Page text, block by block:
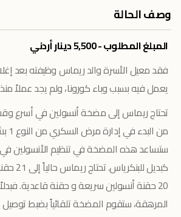
وصف الحالة
المبلغ المطلوب - 5,500 دينار أردني
فقد معيل الأسرة والد ريماس وظيفته بعد
يعمل فيه بسبب وباء كورونا، ولم يجد عملاً
تحتاج ريماس إلى مضخة أنسولين في أسرع
من
ستساعد هذه المضخة في تنظيم الأنسولين
كبديل
20 حقنة أنسولين سريعة و حقنة قاعدية.
المرهقة، ستقوم المضخة تلقائياً بضبط